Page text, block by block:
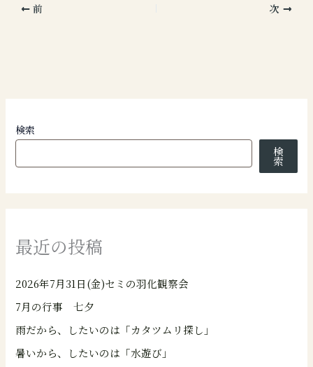
前 次
検索
検
索
最近の投稿
2026年7月31日(金)セミの羽化観察会
7月の行事 七夕
雨だから、したいのは「カタツムリ探し」
暑いから、したいのは「水遊び」